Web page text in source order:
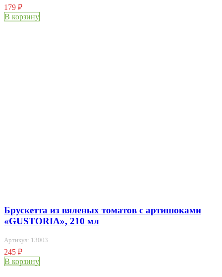
179 ₽
В корзину
Брускетта из вяленых томатов с артишоками
«GUSTORIA», 210 мл
Артикул: 13003
245 ₽
В корзину